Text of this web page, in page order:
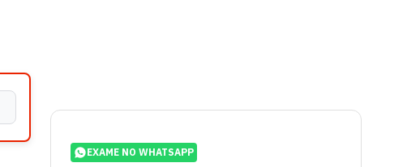
EXAME NO WHATSAPP